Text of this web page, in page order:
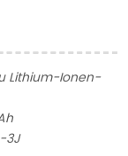
Lithium-Ionen-
3J